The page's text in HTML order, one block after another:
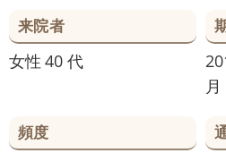
来院者
女性 40 代
月
頻度